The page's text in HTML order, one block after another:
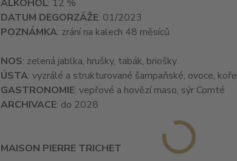
ALKOHOL: 12 %
DATUM DEGORZÁŽE: 01/2023
POZNÁMKA: zrání na kalech 48 měsíců
NOS: zelená jablka, hrušky, tabák, briošky
ÚSTA: vyzrálé a strukturované šampaňské, ovoce,
GASTRONOMIE: vepřové a hovězí maso, sýr Comté
ARCHIVACE: do 2028
MAISON PIERRE TRICHET